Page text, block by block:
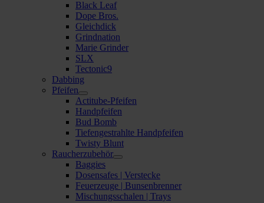
Black Leaf
Dope Bros.
Gleichdick
Grindnation
Marie Grinder
SLX
Tectonic9
Dabbing
Pfeifen
Actitube-Pfeifen
Handpfeifen
Bud Bomb
Tiefengestrahlte Handpfeifen
Twisty Blunt
Raucherzubehör
Baggies
Dosensafes | Verstecke
Feuerzeuge | Bunsenbrenner
Mischungsschalen | Trays